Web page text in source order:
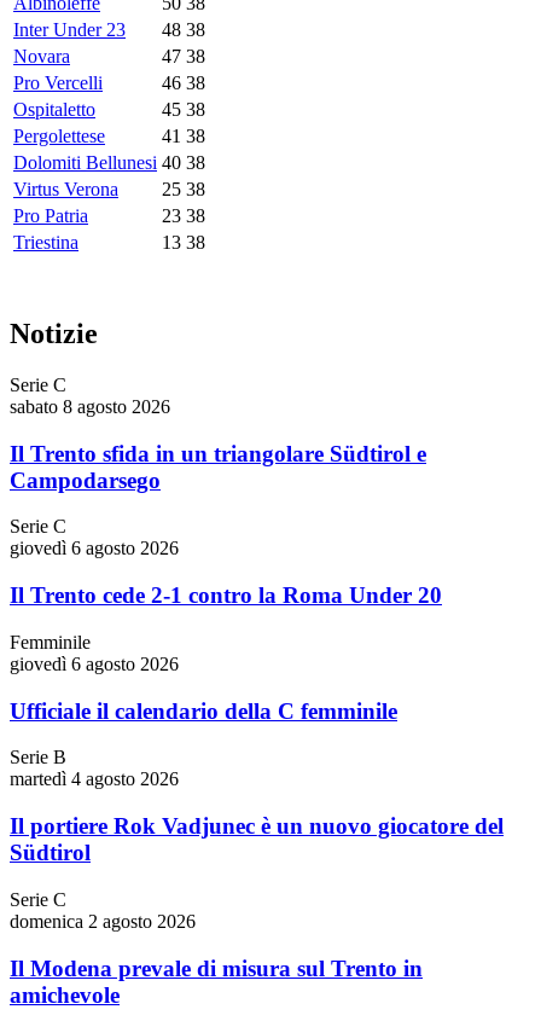
Inter Under 23
48 38
Novara
47 38
Pro Vercelli
46 38
Ospitaletto
45 38
Pergolettese
41 38
Dolomiti Bellunesi 40 38
Virtus Verona
25 38
Pro Patria
23 38
Triestina
13 38
Notizie
Serie C
sabato 8 agosto 2026
Il Trento sfida in un triangolare Südtirol e
Campodarsego
Serie C
giovedì 6 agosto 2026
Il Trento cede 2-1 contro la Roma Under 20
Femminile
giovedì 6 agosto 2026
Ufficiale il calendario della C femminile
Serie B
martedì 4 agosto 2026
Il portiere Rok Vadjunec è un nuovo giocatore del
Südtirol
Serie C
domenica 2 agosto 2026
Il Modena prevale di misura sul Trento in
amichevole